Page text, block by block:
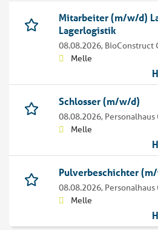
Mitarbeiter (m/w/d)
Lagerlogistik
08.08.2026, BioConstruct
Melle
Schlosser (m/w/d)
08.08.2026, Personalhaus
Melle
Pulverbeschichter
08.08.2026, Personalhaus
Melle